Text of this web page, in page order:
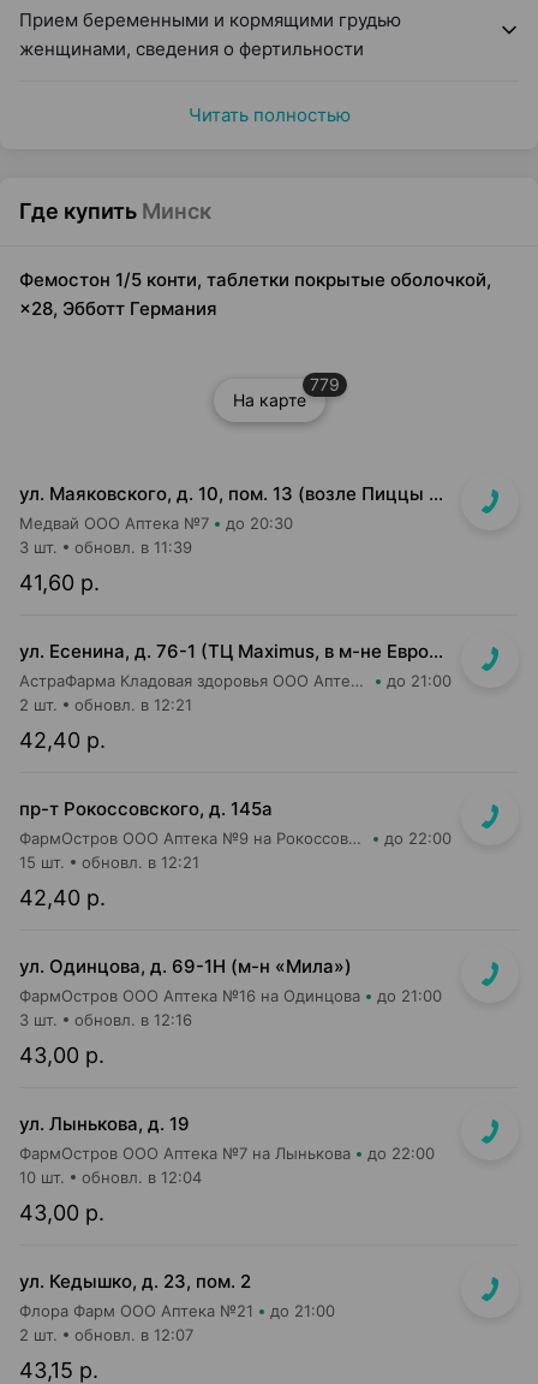
Прием беременными и кормящими грудью
женщинами, сведения о фертильности
Читать полностью
Где купить Минск
Фемостон 1/5 конти, таблетки покрытые оболочкой,
×28, Эбботт Германия
На карте
779
ул. Маяковского, д. 10, пом. 13 (возле Пиццы Мании)
Медвай ООО Аптека №7 до 20:30
41,60 р.
3 шт. обновл. в 11:39
ул. Есенина, д. 76-1 (ТЦ Maximus, в м-не Евроопт Super)
АстраФарма Кладовая здоровья ООО Аптека №9 до 21:00
42,40 р.
2 шт. обновл. в 12:21
пр-т Рокоссовского, д. 145а
ФармОстров ООО Аптека №9 на Рокоссовского до 22:00
42,40 р.
15 шт. обновл. в 12:21
ул. Одинцова, д. 69-1Н (м-н «Мила»)
ФармОстров ООО Аптека №16 на Одинцова до 21:00
43,00 р.
3 шт. обновл. в 12:16
ул. Лынькова, д. 19
ФармОстров ООО Аптека №7 на Лынькова до 22:00
43,00 р.
10 шт. обновл. в 12:04
ул. Кедышко, д. 23, пом. 2
Флора Фарм ООО Аптека №21 до 21:00
43,15 р.
2 шт. обновл. в 12:07